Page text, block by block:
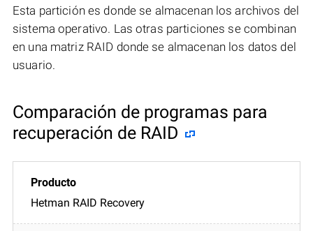
Esta partición es donde se almacenan los archivos del
sistema operativo. Las otras particiones se combinan
en una matriz RAID donde se almacenan los datos del
usuario.
Comparación de programas para
recuperación de RAID
Hetman RAID Recovery